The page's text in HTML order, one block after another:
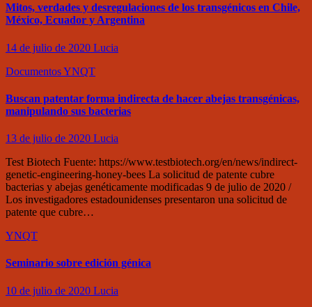
Mitos, verdades y desregulaciones de los transgénicos en Chile,
México, Ecuador y Argentina
14 de julio de 2020 Lucia
DocumentosYNQT
Buscan patentar forma indirecta de hacer abejas transgénicas,
manipulando sus bacterias
13 de julio de 2020 Lucia
Test Biotech Fuente: https://www.testbiotech.org/en/news/indirect-
genetic-engineering-honey-bees La solicitud de patente cubre
bacterias y abejas genéticamente modificadas 9 de julio de 2020 /
Los investigadores estadounidenses presentaron una solicitud de
patente que cubre…
YNQT
Seminario sobre edición génica
10 de julio de 2020 Lucia